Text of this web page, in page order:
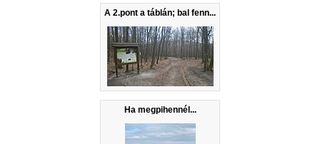
A 2.pont a táblán; bal fenn...
Ha megpihennél...